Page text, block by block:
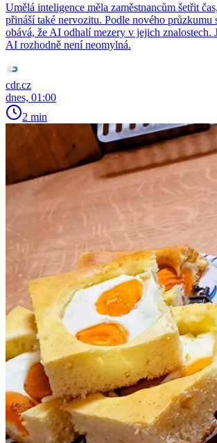
Umělá inteligence měla zaměstnancům šetřit
přináší také nervozitu. Podle nového průzkumu
obává, že AI odhalí mezery v jejich znalostech.
AI rozhodně není neomylná.
cdr.cz
dnes, 01:00
2 min